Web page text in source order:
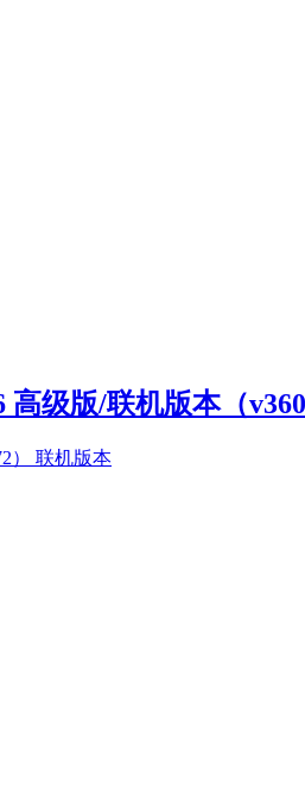
级版/联机版本（